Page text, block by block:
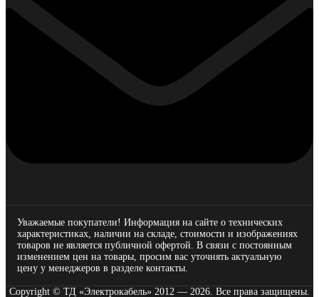
Уважаемые покупатели! Информация на сайте о технических
характеристиках, наличии на складе, стоимости и изображениях
товаров не является публичной офертой. В связи с постоянным
изменением цен на товары, просим вас уточнять актуальную
цену у менеджеров в разделе контакты.
Copyright © ТД «Электрокабель»​ 2012 — 2026. Все права защищены.